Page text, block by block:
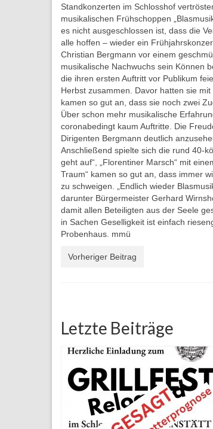
Standkonzerten im Schlosshof
musikalischen Frühschoppen
es nicht ausgeschlossen ist, dass die
alle hoffen – wieder ein
Christian Bergmann vor einem
musikalische Nachwuchs sein Können
die ihren ersten Auftritt vor Publikum
Herbst zusammen. Davor hatten sie
kamen so gut an, dass sie noch zwei
Über schon mehr musikalische
coronabedingt kaum Auftritte. Die
Dirigenten Bergmann deutlich
Anschließend spielte sich die rund 40-
geht auf“, „Florentiner Marsch“ mit
Traum“ kamen so gut an, dass immer
zu schweigen. „Endlich wieder
darunter Bürgermeister Gerhard
damit allen Beteiligten aus der Seele
in Sachen Geselligkeit ist einfach
Probenhaus. mmü
Vorheriger Beitrag
Letzte Beiträge